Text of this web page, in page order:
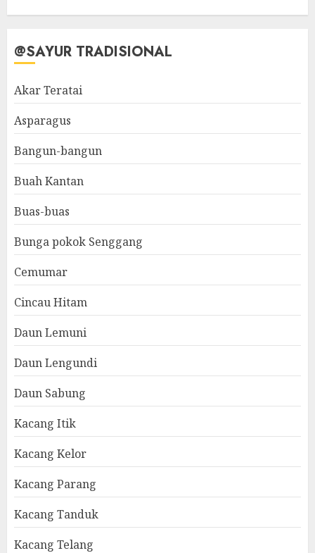
@SAYUR TRADISIONAL
Akar Teratai
Asparagus
Bangun-bangun
Buah Kantan
Buas-buas
Bunga pokok Senggang
Cemumar
Cincau Hitam
Daun Lemuni
Daun Lengundi
Daun Sabung
Kacang Itik
Kacang Kelor
Kacang Parang
Kacang Tanduk
Kacang Telang